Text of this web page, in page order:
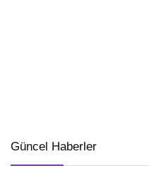
Güncel Haberler